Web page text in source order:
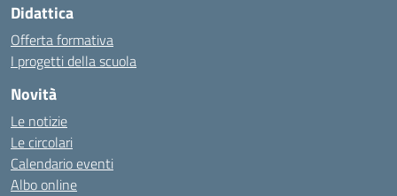
Didattica
Offerta formativa
I progetti della scuola
Novità
Le notizie
Le circolari
Calendario eventi
Albo online